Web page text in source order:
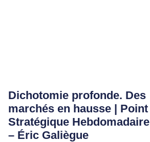
Dichotomie profonde. Des
marchés en hausse | Point
Stratégique Hebdomadaire
– Éric Galiègue